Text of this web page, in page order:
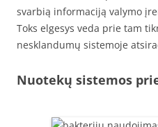
svarbią informaciją valymo
Toks elgesys veda prie tam
nesklandumų sistemoje
Nuotekų sistemos